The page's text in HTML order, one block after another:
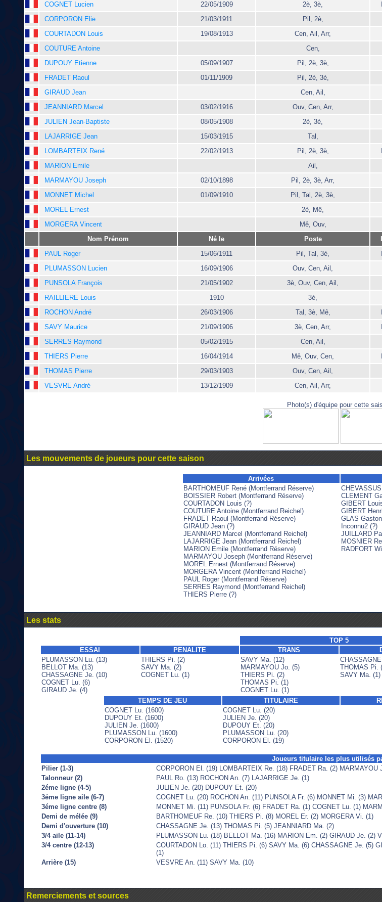
COGNET Lucien
22/05/1909 2è, 3è,
CORPORON Elie
21/03/1911 Pil, 2è,
COURTADON Louis
19/08/1913 Cen, Ail, Arr,
COUTURE Antoine
Cen,
DUPOUY Etienne
05/09/1907 Pil, 2è, 3è,
FRADET Raoul
01/11/1909 Pil, 2è, 3è,
GIRAUD Jean
Cen, Ail,
JEANNIARD Marcel
03/02/1916 Ouv, Cen, Arr,
JULIEN Jean-Baptiste
08/05/1908 2è, 3è,
LAJARRIGE Jean
15/03/1915 Tal,
LOMBARTEIX René
22/02/1913 Pil, 2è, 3è,
MARION Emile
Ail,
MARMAYOU Joseph
02/10/1898 Pil, 2è, 3è, Arr,
MONNET Michel
01/09/1910 Pil, Tal, 2è, 3è,
MOREL Ernest
2è, Mê,
MORGERA Vincent
Mê, Ouv,
Nom Prénom
Né le Poste
PAUL Roger
15/06/1911 Pil, Tal, 3è,
PLUMASSON Lucien
16/09/1906 Ouv, Cen, Ail,
PUNSOLA François
21/05/1902 3è, Ouv, Cen, Ail,
RAILLIERE Louis
1910 3è,
ROCHON André
26/03/1906 Tal, 3è, Mê,
SAVY Maurice
21/09/1906 3è, Cen, Arr,
SERRES Raymond
05/02/1915 Cen, Ail,
THIERS Pierre
16/04/1914 Mê, Ouv, Cen,
THOMAS Pierre
29/03/1903 Ouv, Cen, Ail,
VESVRE André
13/12/1909 Cen, Ail, Arr,
Photo(s) d'équipe pour cette
Les mouvements de joueurs pour cette saison
Arrivées
BARTHOMEUF René (Montferrand Réserve)
BOISSIER Robert (Montferrand Réserve)
COURTADON Louis (?)
COUTURE Antoine (Montferrand Reichel)
FRADET Raoul (Montferrand Réserve)
GIRAUD Jean (?)
JEANNIARD Marcel (Montferrand Reichel)
LAJARRIGE Jean (Montferrand Reichel)
MARION Emile (Montferrand Réserve)
MARMAYOU Joseph (Montferrand Réserve)
MOREL Ernest (Montferrand Réserve)
MORGERA Vincent (Montferrand Reichel)
PAUL Roger (Montferrand Réserve)
SERRES Raymond (Montferrand Reichel)
THIERS Pierre (?)
CLEMENT
GIBERT
GIBERT
GLAS
Inconnu2 (?)
JUILLARD
MOSNIER
RADFORT
Les stats
TOP 5
ESSAI
PENALITE TRANS
PLUMASSON Lu. (13)
BELLOT Ma. (13)
CHASSAGNE Je. (10)
COGNET Lu. (6)
GIRAUD Je. (4)
THIERS Pi. (2)
SAVY Ma. (2)
COGNET Lu. (1)
SAVY Ma. (12)
MARMAYOU Jo. (5)
THIERS Pi. (2)
THOMAS Pi. (1)
COGNET Lu. (1)
THOMAS Pi.
SAVY Ma. (1)
TEMPS DE JEU TITULAIRE
COGNET Lu. (1600)
DUPOUY Et. (1600)
JULIEN Je. (1600)
PLUMASSON Lu. (1600)
CORPORON El. (1520)
COGNET Lu. (20)
JULIEN Je. (20)
DUPOUY Et. (20)
PLUMASSON Lu. (20)
CORPORON El. (19)
Joueurs titulaire les plus utilisés
Pilier (1-3)
CORPORON El. (19) LOMBARTEIX Re. (18) FRADET Ra. (2) MARMAYOU
Talonneur (2)
PAUL Ro. (13) ROCHON An. (7) LAJARRIGE Je. (1)
2éme ligne (4-5)
JULIEN Je. (20) DUPOUY Et. (20)
3éme ligne aile (6-7)
COGNET Lu. (20) ROCHON An. (11) PUNSOLA Fr. (6) MONNET Mi. (3)
3éme ligne centre (8)
MONNET Mi. (11) PUNSOLA Fr. (6) FRADET Ra. (1) COGNET Lu. (1)
Demi de mélée (9)
BARTHOMEUF Re. (10) THIERS Pi. (8) MOREL Er. (2) MORGERA Vi. (1)
Demi d'ouverture (10)
CHASSAGNE Je. (13) THOMAS Pi. (5) JEANNIARD Ma. (2)
3/4 aile (11-14)
PLUMASSON Lu. (18) BELLOT Ma. (16) MARION Em. (2) GIRAUD Je. (2)
3/4 centre (12-13)
COURTADON Lo. (11) THIERS Pi. (6) SAVY Ma. (6) CHASSAGNE Je. (5)
(1)
Arrière (15)
VESVRE An. (11) SAVY Ma. (10)
Remerciements et sources